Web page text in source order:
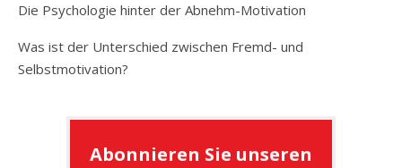
Die Psychologie hinter der Abnehm-Motivation
Was ist der Unterschied zwischen Fremd- und
Selbstmotivation?
Abonnieren Sie unseren